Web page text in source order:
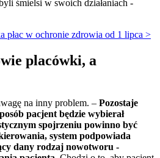
śmielsi w swoich działaniach -
płac w ochronie zdrowia od 1 lipca >
placówki, a
na inny problem. – Pozostaje
pacjent będzie wybierał
spojrzeniu powinno być
system podpowiada
dany rodzaj nowotworu -